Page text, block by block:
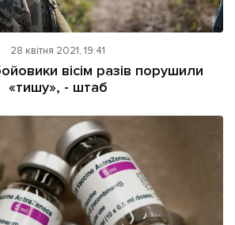
28 квітня 2021, 19:41
вісім разів порушили
«тишу», - штаб